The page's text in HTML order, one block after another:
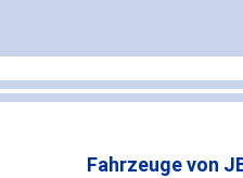
Fahrzeuge von